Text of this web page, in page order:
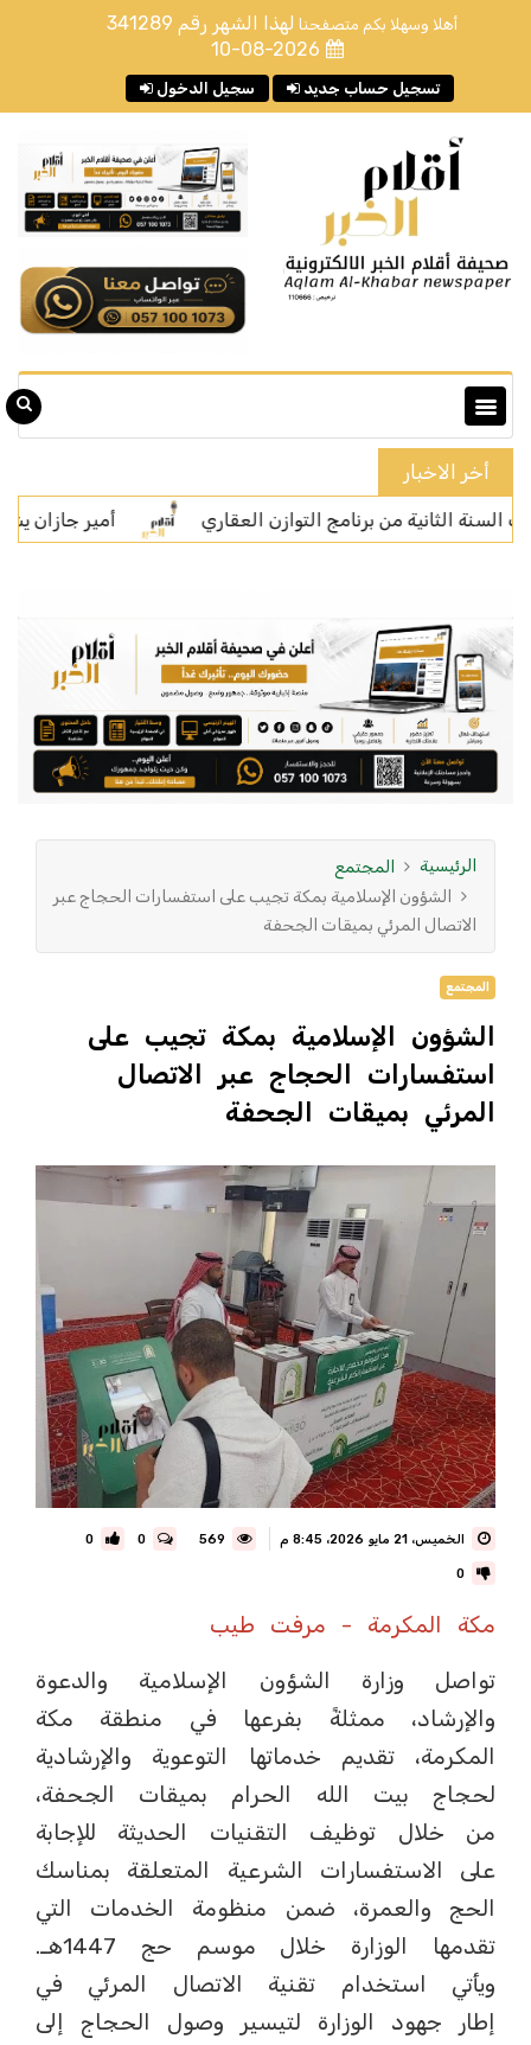
أهلا وسهلا بكم متصفحنا لهذا الشهر رقم 341289
10-08-2026
سجيل الدخول تسجيل حساب جديد
أخر الاخبار
من برنامج التوازن العقاري أمير جازان يشهد
الرئيسية
المجتمع
الشؤون الإسلامية بمكة تجيب على استفسارات الحجاج عبر
الاتصال المرئي بميقات الجحفة
المجتمع
الشؤون الإسلامية بمكة تجيب على
استفسارات الحجاج عبر الاتصال
المرئي بميقات الجحفة
الخميس، 21 مايو 2026، 8:45 م 0
0
0
مكة المكرمة - مرفت طيب
تواصل وزارة الشؤون الإسلامية والدعوة
والإرشاد، ممثلةً بفرعها في منطقة مكة
المكرمة، تقديم خدماتها التوعوية والإرشادية
لحجاج بيت الله الحرام بميقات الجحفة،
من خلال توظيف التقنيات الحديثة للإجابة
على الاستفسارات الشرعية المتعلقة بمناسك
الحج والعمرة، ضمن منظومة الخدمات التي
تقدمها الوزارة خلال موسم حج 1447هـ.
ويأتي استخدام تقنية الاتصال المرئي في
إطار جهود الوزارة لتيسير وصول الحجاج إلى